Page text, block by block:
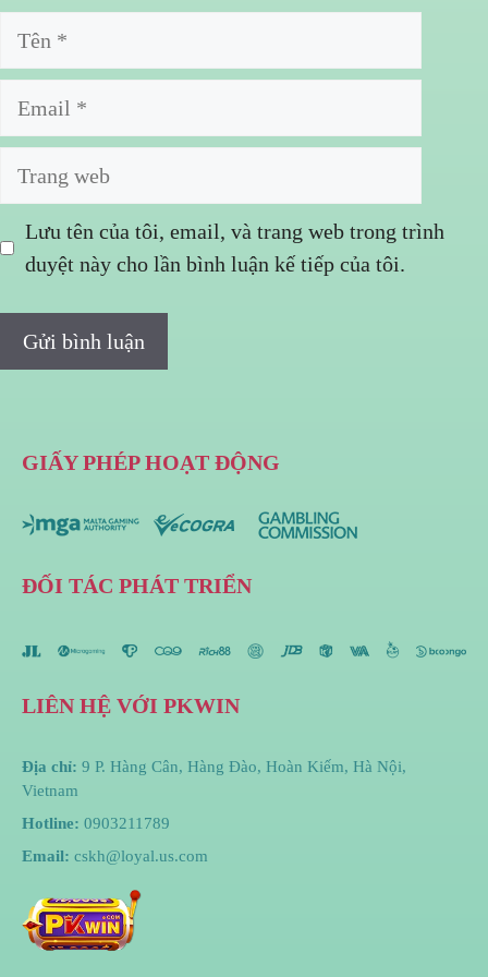
Tên
Email
Trang
Lưu tên của tôi, email, và trang web trong trình
duyệt này cho lần bình luận kế tiếp của tôi.
GIẤY PHÉP HOẠT ĐỘNG
ĐỐI TÁC PHÁT TRIỂN
LIÊN HỆ VỚI PKWIN
Địa chỉ: 9 P. Hàng Cân, Hàng Đào, Hoàn Kiếm, Hà Nội,
Vietnam
Hotline: 0903211789
Email: cskh@loyal.us.com